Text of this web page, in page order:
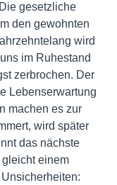
gesetzliche
den gewohnten
wird
im Ruhestand
zerbrochen. Der
Lebenserwartung
machen es zur
wird später
das nächste
einem